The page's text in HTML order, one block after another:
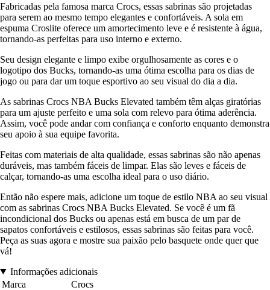
Fabricadas pela famosa marca Crocs, essas sabrinas são projetadas
para serem ao mesmo tempo elegantes e confortáveis. A sola em
espuma Croslite oferece um amortecimento leve e é resistente à água,
tornando-as perfeitas para uso interno e externo.
Seu design elegante e limpo exibe orgulhosamente as cores e o
logotipo dos Bucks, tornando-as uma ótima escolha para os dias de
jogo ou para dar um toque esportivo ao seu visual do dia a dia.
As sabrinas Crocs NBA Bucks Elevated também têm alças giratórias
para um ajuste perfeito e uma sola com relevo para ótima aderência.
Assim, você pode andar com confiança e conforto enquanto demonstra
seu apoio à sua equipe favorita.
Feitas com materiais de alta qualidade, essas sabrinas são não apenas
duráveis, mas também fáceis de limpar. Elas são leves e fáceis de
calçar, tornando-as uma escolha ideal para o uso diário.
Então não espere mais, adicione um toque de estilo NBA ao seu visual
com as sabrinas Crocs NBA Bucks Elevated. Se você é um fã
incondicional dos Bucks ou apenas está em busca de um par de
sapatos confortáveis e estilosos, essas sabrinas são feitas para você.
Peça as suas agora e mostre sua paixão pelo basquete onde quer que
vá!
Informações adicionais
Marca
Crocs